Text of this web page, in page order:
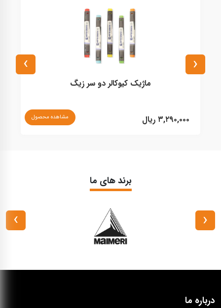
ماژیک کیوکالر دو سر زیگ
۳,۲۹۰,۰۰۰ ریال مشاهده محصول
‹
›
برند های ما
‹
›
درباره ما